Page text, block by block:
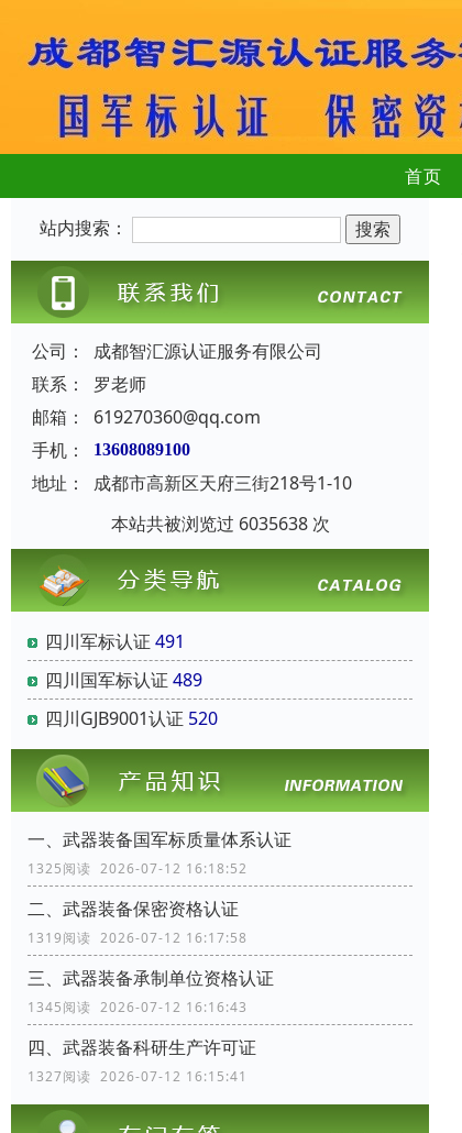
首页
站内搜索：
公司：
成都智汇源认证服务有限公司
联系：
罗老师
邮箱：
619270360@qq.com
手机：
13608089100
地址：
成都市高新区天府三街218号1-10
本站共被浏览过 6035638 次
四川军标认证 491
四川国军标认证 489
四川GJB9001认证 520
一、武器装备国军标质量体系认证
1325阅读 2026-07-12 16:18:52
二、武器装备保密资格认证
1319阅读 2026-07-12 16:17:58
三、武器装备承制单位资格认证
1345阅读 2026-07-12 16:16:43
四、武器装备科研生产许可证
1327阅读 2026-07-12 16:15:41